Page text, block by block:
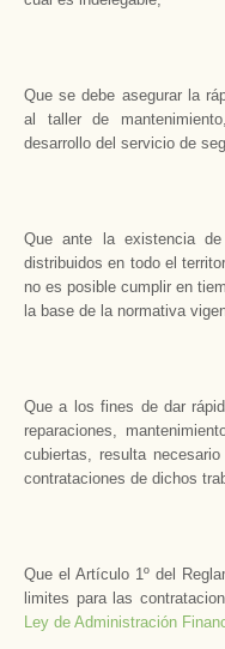
Que se debe asegurar la
al taller de
desarrollo del servicio de
Que ante la existencia
distribuidos en todo el
no es posible cumplir en
la base de la normativa
Que a los fines de dar
reparaciones,
cubiertas, resulta
contrataciones de dichos
Que el Artículo 1º del
limites para las
Ley de Administración